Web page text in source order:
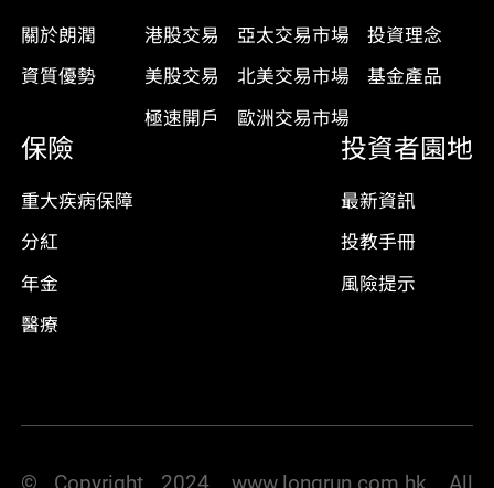
關於朗潤
資質優勢
港股交易
美股交易
極速開戶
亞太交易市場
北美交易市場
歐洲交易市場
投資理念
基金產品
保險
重大疾病保障
分紅
年金
醫療
投資者園地
最新資訊
投教手冊
風險提示